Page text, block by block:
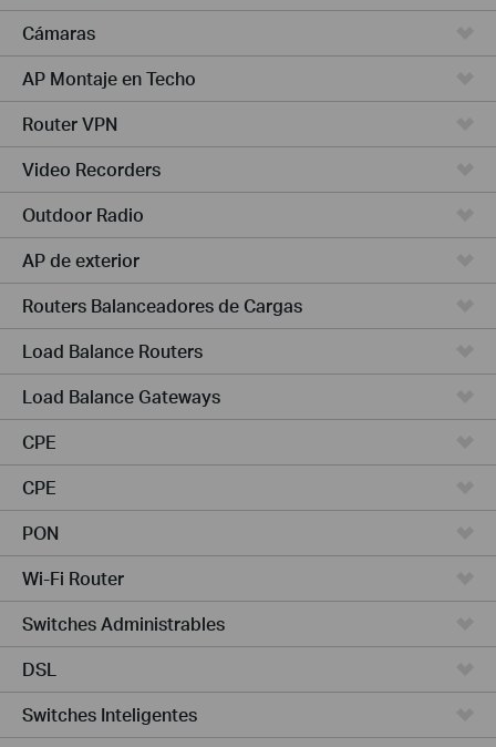
Cámaras
AP Montaje en Techo
Router VPN
Video Recorders
Outdoor Radio
AP de exterior
Routers Balanceadores de Cargas
Load Balance Routers
Load Balance Gateways
CPE
CPE
PON
Wi-Fi Router
Switches Administrables
DSL
Switches Inteligentes